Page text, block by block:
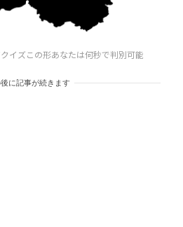
イズこの形あなたは何秒で判別可能
に記事が続きます